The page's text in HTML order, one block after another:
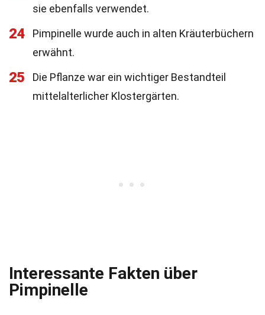
sie ebenfalls verwendet.
24
Pimpinelle wurde auch in alten Kräuterbüchern
erwähnt.
25
Die Pflanze war ein wichtiger Bestandteil
mittelalterlicher Klostergärten.
Interessante Fakten über
Pimpinelle